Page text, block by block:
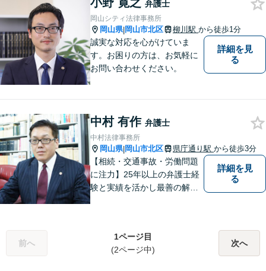
弁護士
岡山シティ法律事務所
岡山県|岡山市北区 柳川駅 から徒歩1分
誠実な対応を心がけていま
す。お困りの方は、お気軽に
お問い合わせください。
詳細を見
る
中村 有作 弁護士
中村法律事務所
岡山県|岡山市北区 県庁通り駅 から徒歩3分
【相続・交通事故・労働問題
に注力】25年以上の弁護士経
験と実績を活かし最善の解決
詳細を見
る
前へ
1ページ目
(2ページ中)
次へ